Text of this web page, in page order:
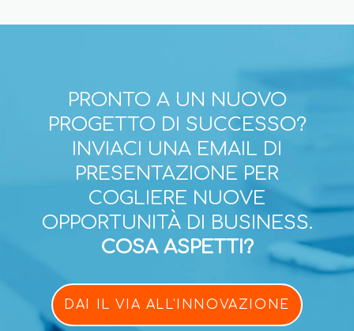
PRONTO A UN NUOVO
PROGETTO DI SUCCESSO?
INVIACI UNA EMAIL DI
PRESENTAZIONE PER
COGLIERE NUOVE
OPPORTUNITÀ DI BUSINESS.
COSA ASPETTI?
DAI IL VIA ALL'INNOVAZIONE